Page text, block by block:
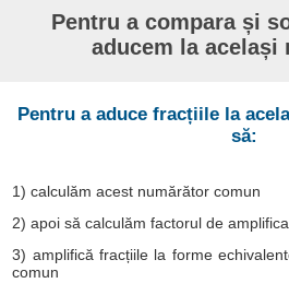
Pentru a compara și
aducem la același
Pentru a aduce fracțiile la
să:
1) calculăm acest numărător comun
2) apoi să calculăm factorul de
3) amplifică fracțiile la forme
comun